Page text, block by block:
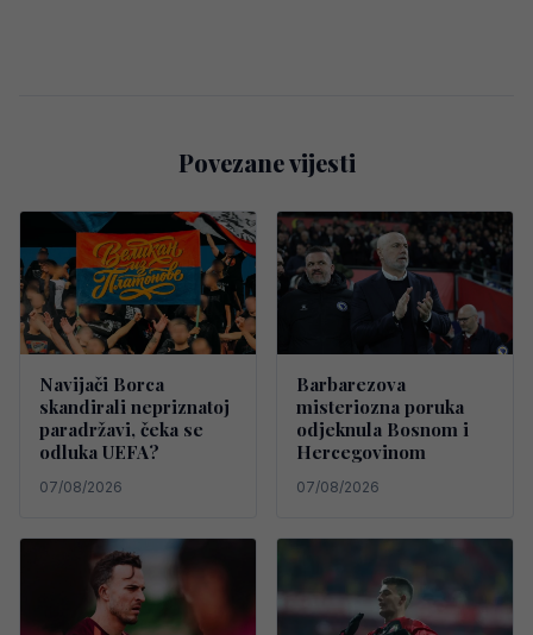
Povezane vijesti
Navijači Borca
skandirali nepriznatoj
paradržavi, čeka se
odluka UEFA?
07/08/2026
Barbarezova
misteriozna poruka
odjeknula Bosnom i
Hercegovinom
07/08/2026